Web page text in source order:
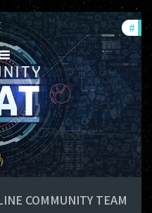
#
COMMUNITY TEAM